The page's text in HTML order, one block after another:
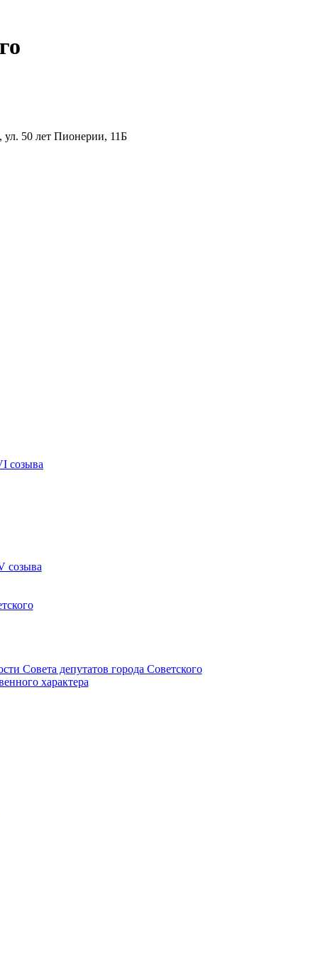
50 лет Пионерии, 11Б
созыва
созыва
Совета депутатов города Советского
характера